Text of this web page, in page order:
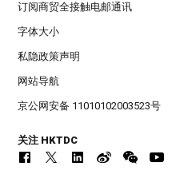
订阅商贸全接触电邮通讯
字体大小
私隐政策声明
网站导航
京公网安备 11010102003523号
关注 HKTDC